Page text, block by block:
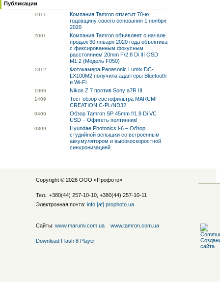
Публикации
1011
Компания Tamron отметит 70-ю
годовщину своего основания 1 ноября
2020
2001
Компания Tamron объявляет о начале
продаж 30 января 2020 года объектива
с фиксированным фокусным
расстоянием 20mm F/2.8 Di III OSD
M1:2 (Модель F050)
1312
Фотокамера Panasonic Lumix DC-
LX100M2 получила адаптеры Bluetooth
и Wi-Fi
1009 Nikon Z 7 против Sony a7R III.
1409
Тест обзор светофильтра MARUMI
CREATION C-PL/ND32
0409
Обзор Tamron SP 45mm f/1.8 Di VC
USD – Офигеть полтинник!
0309
Hyundae Photonics i-6 – Обзор
студийной вспышки со встроенным
аккумулятором и высокоскоростной
синхронизацией.
Copyright © 2026 ООО «Профото»
Тел.: +380(44) 257-10-10, +380(44) 257-10-11
Электронная почта: info [at] prophoto.ua
Сайты: www.marumi.com.ua www.tamron.com.ua
Download Flash 8 Player